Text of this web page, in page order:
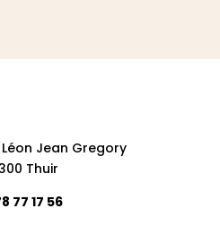
Jean Gregory
Thuir
77 17 56